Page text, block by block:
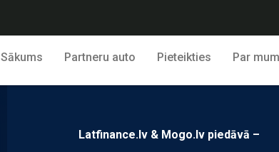
Sākums Partneru auto Pieteikties Par
Latfinance.lv & Mogo.lv piedāvā –